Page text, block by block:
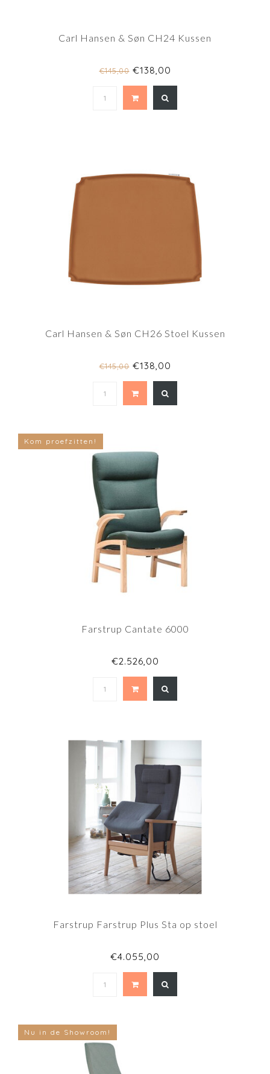
Carl Hansen & Søn CH24 Kussen
€145,00€138,00
Carl Hansen & Søn CH26 Stoel Kussen
€145,00€138,00
Kom proefzitten!
Farstrup Cantate 6000
€2.526,00
Farstrup Farstrup Plus Sta op stoel
€4.055,00
Nu in de Showroom!